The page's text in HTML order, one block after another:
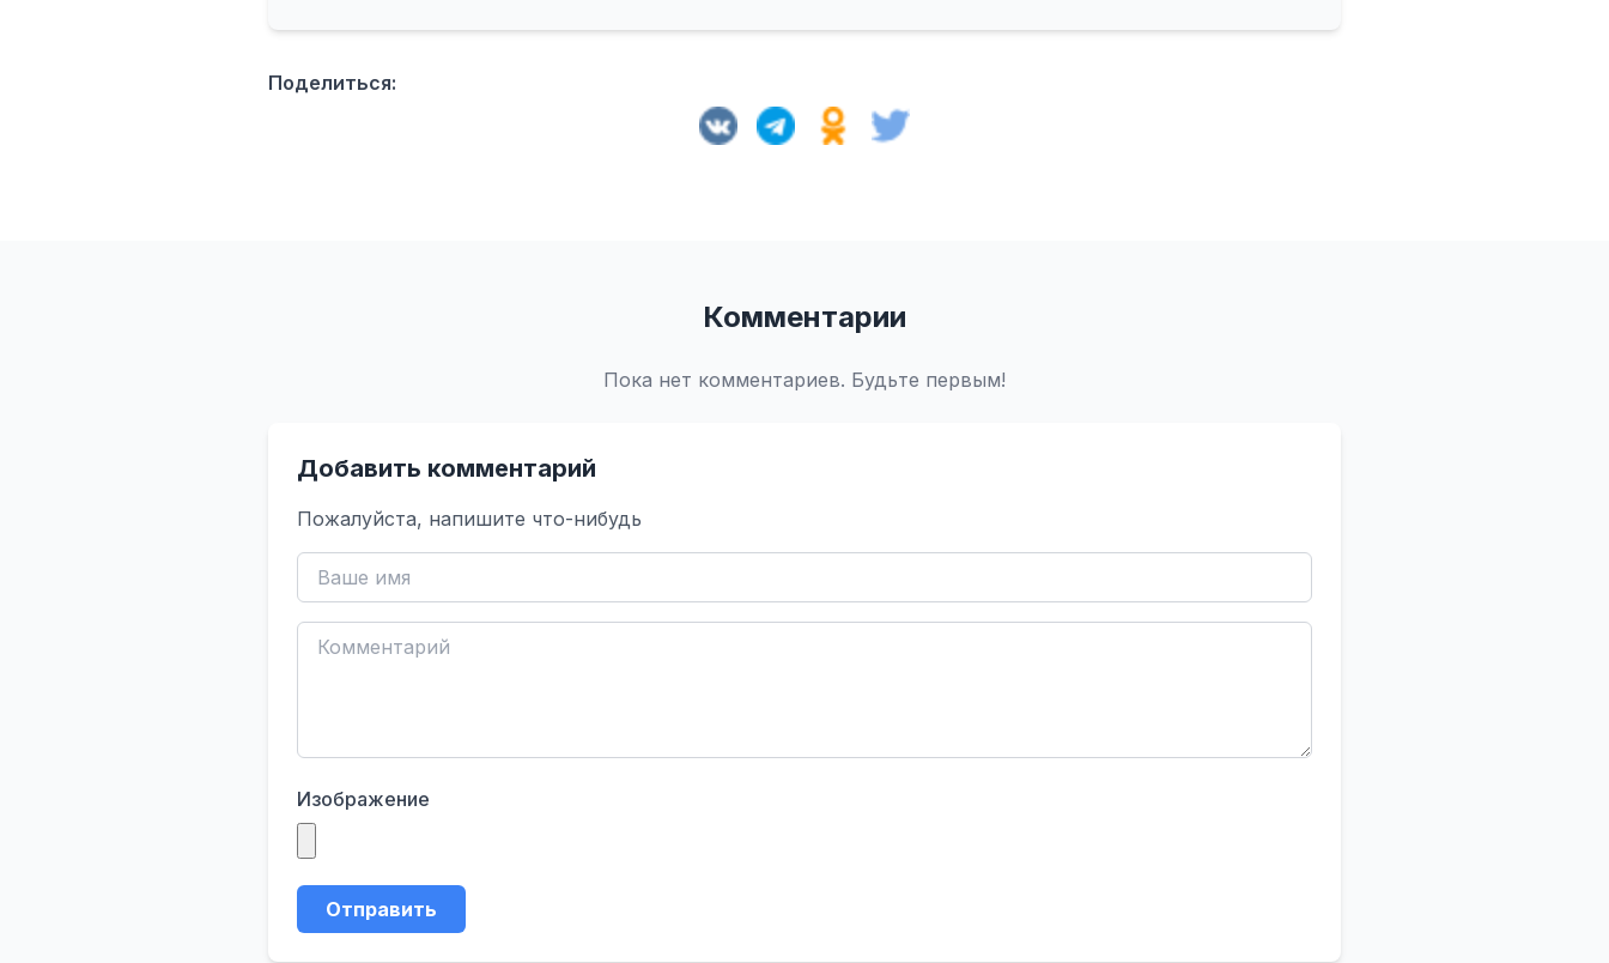
Поделиться:
Комментарии
Пока нет комментариев. Будьте первым!
Добавить комментарий
Пожалуйста, напишите что-нибудь
Изображение
Отправить